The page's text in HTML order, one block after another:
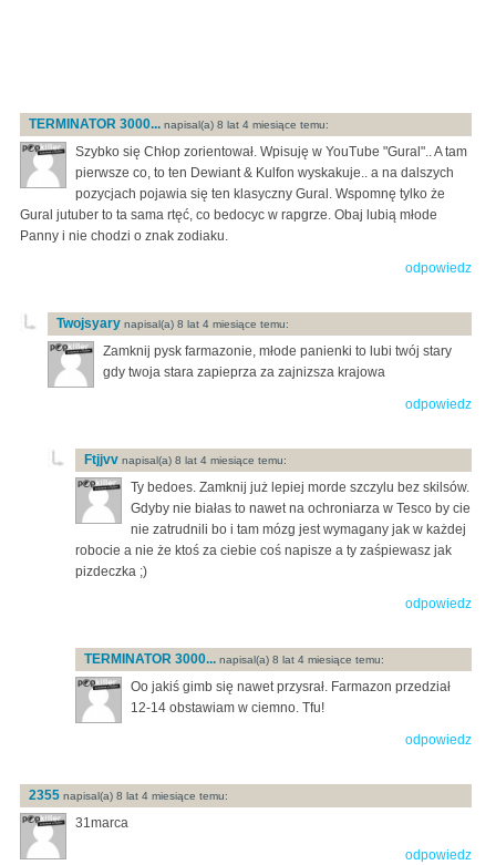
TERMINATOR 3000... napisal(a) 8 lat 4 miesiące temu:
Szybko się Chłop zorientował. Wpisuję w YouTube "Gural".. A tam
pierwsze co, to ten Dewiant & Kulfon wyskakuje.. a na dalszych
pozycjach pojawia się ten klasyczny Gural. Wspomnę tylko że
Gural jutuber to ta sama rtęć, co bedocyc w rapgrze. Obaj lubią młode
Panny i nie chodzi o znak zodiaku.
odpowiedz
Twojsyary napisal(a) 8 lat 4 miesiące temu:
Zamknij pysk farmazonie, młode panienki to lubi twój stary
gdy twoja stara zapieprza za zajnizsza krajowa
odpowiedz
Ftjjvv napisal(a) 8 lat 4 miesiące temu:
Ty bedoes. Zamknij już lepiej morde szczylu bez skilsów.
Gdyby nie białas to nawet na ochroniarza w Tesco by cie
nie zatrudnili bo i tam mózg jest wymagany jak w każdej
robocie a nie że ktoś za ciebie coś napisze a ty zaśpiewasz jak
pizdeczka ;)
odpowiedz
TERMINATOR 3000... napisal(a) 8 lat 4 miesiące temu:
Oo jakiś gimb się nawet przysrał. Farmazon przedział
12-14 obstawiam w ciemno. Tfu!
odpowiedz
2355 napisal(a) 8 lat 4 miesiące temu:
31marca
odpowiedz